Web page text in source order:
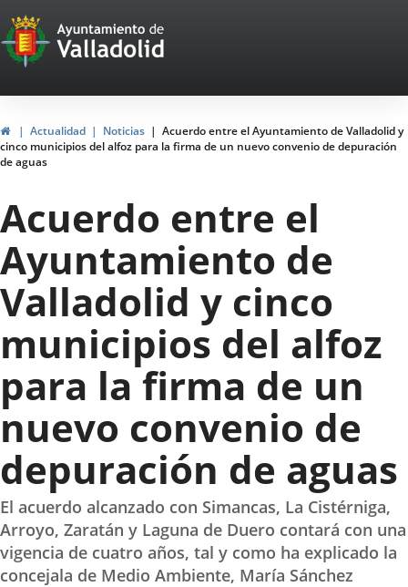
Portal
Web
del
Ayuntamiento
de
Valladolid
HomeActualidad Noticias
Acuerdo entre el Ayuntamiento de Valladolid y
cinco municipios del alfoz para la firma de un nuevo convenio de depuración
de aguas
Acuerdo entre el
Ayuntamiento de
Valladolid y cinco
municipios del alfoz
para la firma de un
nuevo convenio de
depuración de aguas
El acuerdo alcanzado con Simancas, La Cistérniga,
Arroyo, Zaratán y Laguna de Duero contará con una
vigencia de cuatro años, tal y como ha explicado la
concejala de Medio Ambiente, María Sánchez